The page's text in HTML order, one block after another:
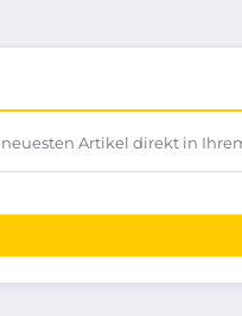
Artikel direkt in